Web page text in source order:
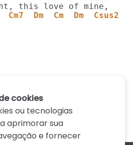
Cm7  Dm  Cm  Dm  Csus2
cookies
ou tecnologias
aprimorar sua
e fornecer